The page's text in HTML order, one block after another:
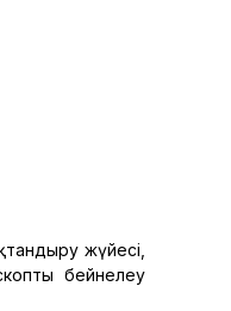
жүйесі,
бейнелеу